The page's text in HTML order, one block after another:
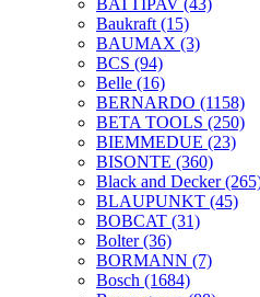
BATTIPAV (43)
Baukraft (15)
BAUMAX (3)
BCS (94)
Belle (16)
BERNARDO (1158)
BETA TOOLS (250)
BIEMMEDUE (23)
BISONTE (360)
Black and Decker
BLAUPUNKT (45)
BOBCAT (31)
Bolter(36)
BORMANN (7)
Bosch (1684)